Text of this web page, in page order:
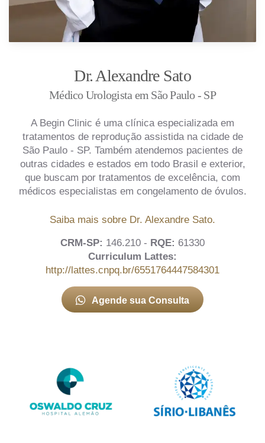
Dr. Alexandre Sato
Médico Urologista em São Paulo - SP
A Begin Clinic é uma clínica especializada em
tratamentos de reprodução assistida na cidade de
São Paulo - SP. Também atendemos pacientes de
outras cidades e estados em todo Brasil e exterior,
que buscam por tratamentos de excelência, com
médicos especialistas em congelamento de óvulos.
Saiba mais sobre Dr. Alexandre Sato.
CRM-SP: 146.210 - RQE: 61330
Curriculum Lattes:
http://lattes.cnpq.br/6551764447584301
Agende sua Consulta